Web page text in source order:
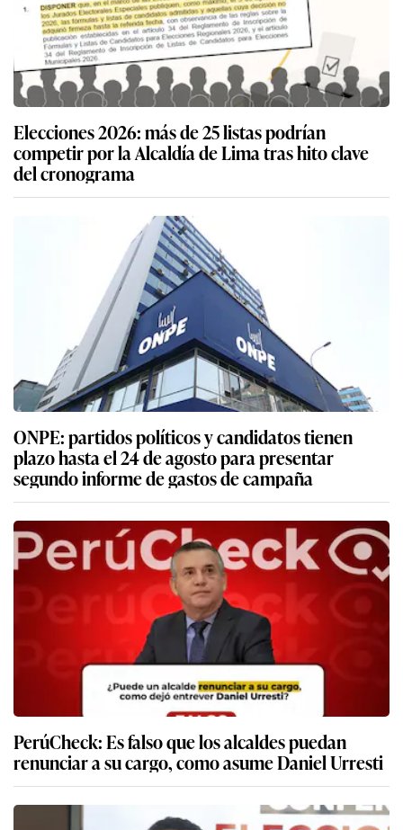
Elecciones 2026: más de 25 listas podrían
competir por la Alcaldía de Lima tras hito clave
del cronograma
ONPE: partidos políticos y candidatos tienen
plazo hasta el 24 de agosto para presentar
segundo informe de gastos de campaña
PerúCheck: Es falso que los alcaldes puedan
renunciar a su cargo, como asume Daniel Urresti